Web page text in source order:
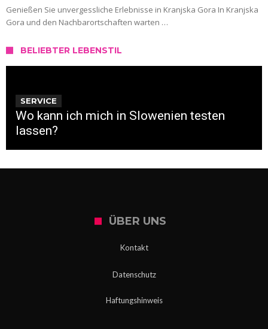
Genießen Sie unvergessliche Erlebnisse in Kranjska Gora In Kranjska
Gora und den Nachbarortschaften warten …
BELIEBTER LEBENSTIL
SERVICE
Wo kann ich mich in Slowenien testen
lassen?
ÜBER UNS
Kontakt
Datenschutz
Haftungshinweis